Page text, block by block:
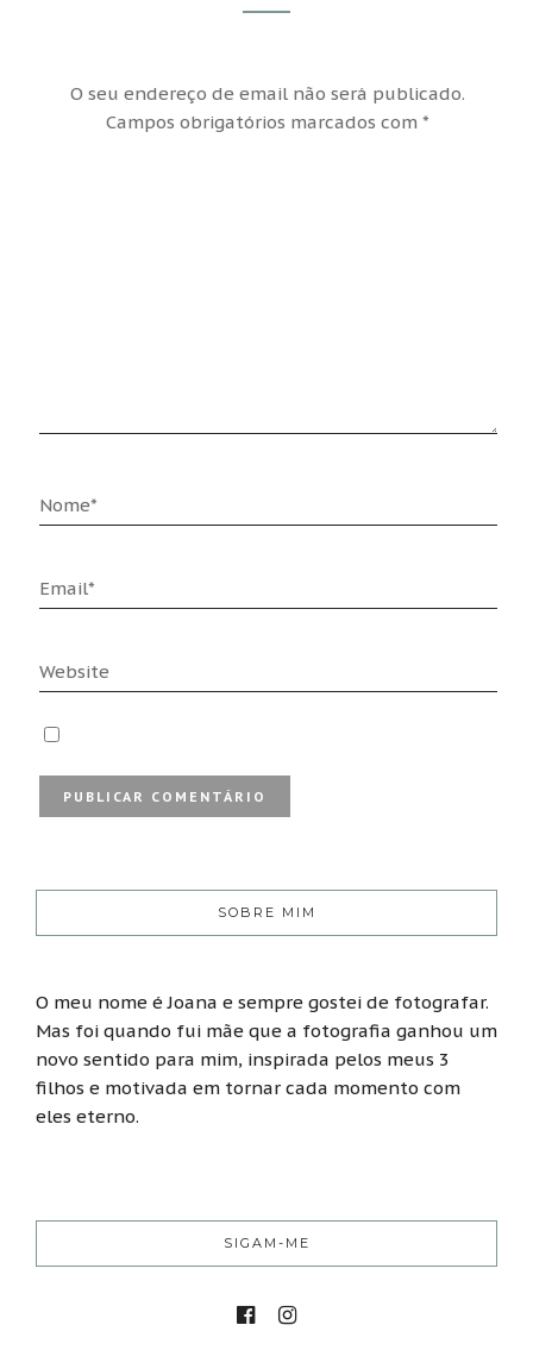
O seu endereço de email não será publicado.
Campos obrigatórios marcados com*
SOBRE MIM
O meu nome é Joana e sempre gostei de fotografar.
Mas foi quando fui mãe que a fotografia ganhou um
novo sentido para mim, inspirada pelos meus 3
filhos e motivada em tornar cada momento com
eles eterno.
SIGAM-ME